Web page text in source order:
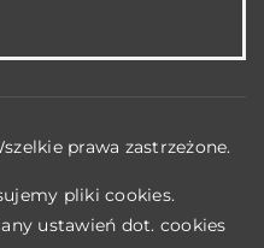
prawa zastrzeżone.
pliki cookies.
ustawień dot. cookies